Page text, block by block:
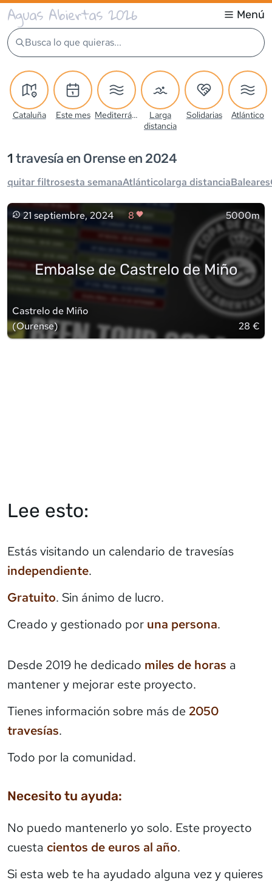
Aguas Abiertas 2026 Menú
Busca lo que quieras...
Cataluña Este mes Mediterráneo
Larga
distancia
Solidarias Atlántico
1 travesía en Orense en 2024
quitar filtrosesta semanaAtlánticolarga distanciaBaleares
21 septiembre, 2024 8 5000m
Embalse de Castrelo de Miño
Castrelo de Miño
(Ourense) 28 €
Lee esto:
Estás visitando un calendario de travesías
independiente.
Gratuito. Sin ánimo de lucro.
Creado y gestionado por una persona.
Desde 2019 he dedicado miles de horas a
mantener y mejorar este proyecto.
Tienes información sobre más de 2050
travesías.
Todo por la comunidad.
Necesito tu ayuda:
No puedo mantenerlo yo solo. Este proyecto
cuesta cientos de euros al año.
Si esta web te ha ayudado alguna vez y quieres